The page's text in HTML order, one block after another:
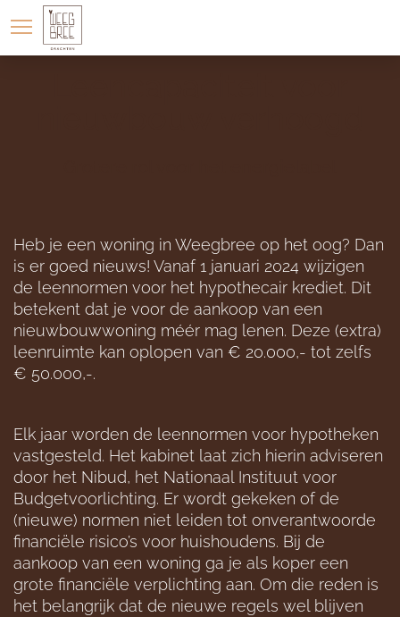
Heb je een woning in Weegbree op het oog? Dan
is er goed nieuws! Vanaf 1 januari 2024 wijzigen
de leennormen voor het hypothecair krediet. Dit
betekent dat je voor de aankoop van een
nieuwbouwwoning méér mag lenen. Deze (extra)
leenruimte kan oplopen van € 20.000,- tot zelfs
€ 50.000,-.
Elk jaar worden de leennormen voor hypotheken
vastgesteld. Het kabinet laat zich hierin adviseren
door het Nibud, het Nationaal Instituut voor
Budgetvoorlichting. Er wordt gekeken of de
(nieuwe) normen niet leiden tot onverantwoorde
financiële risico’s voor huishoudens. Bij de
aankoop van een woning ga je als koper een
grote financiële verplichting aan. Om die reden is
het belangrijk dat de nieuwe regels wel blijven